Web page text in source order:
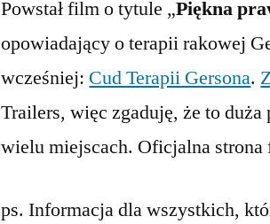
Powstał film o tytule „Piękna
opowiadający o terapii rakowej
wcześniej: Cud Terapii Gersona.
Trailers, więc zgaduję, że to
wielu miejscach. Oficjalna
ps. Informacja dla wszystkich,